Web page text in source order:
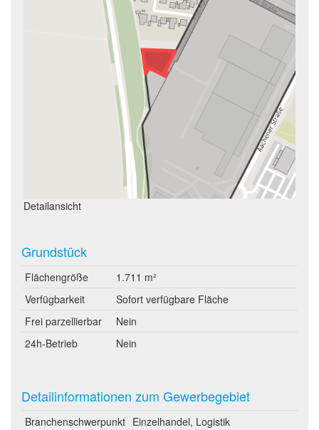
Detailansicht
Grundstück
Flächengröße
1.711 m²
Verfügbarkeit
Sofort verfügbare Fläche
Frei parzellierbar
Nein
24h-Betrieb
Nein
Detailinformationen zum Gewerbegebiet
Branchenschwerpunkt Einzelhandel, Logistik